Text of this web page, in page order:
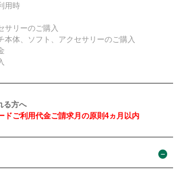
用時
サリーのご購入
本体、ソフト、アクセサリーのご購入
る方へ
ドご利用代金ご請求月の原則4ヵ月以内